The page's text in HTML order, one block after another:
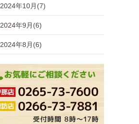
2024年10月(7)
2024年9月(6)
2024年8月(6)